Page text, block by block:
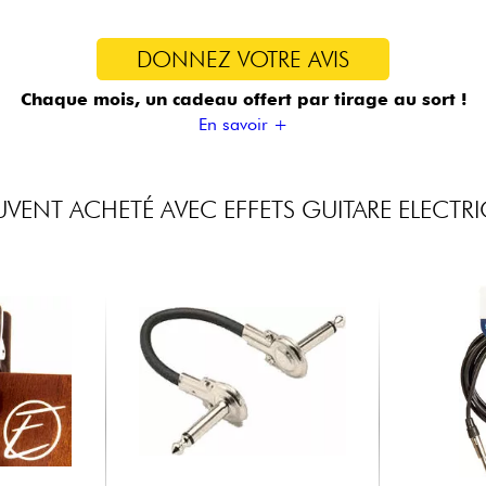
DONNEZ VOTRE AVIS
Chaque mois, un cadeau offert par tirage au sort !
En savoir +
ACHETÉ AVEC EFFETS GUITARE